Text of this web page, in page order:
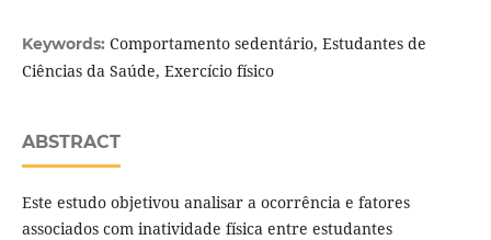
Keywords: Comportamento sedentário, Estudantes de
Ciências da Saúde, Exercício físico
ABSTRACT
Este estudo objetivou analisar a ocorrência e fatores
associados com inatividade física entre estudantes